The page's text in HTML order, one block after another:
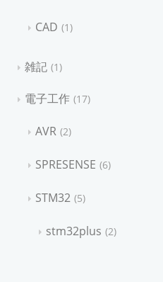
CAD 1
雑記 1
電子工作 17
AVR 2
SPRESENSE 6
STM32 5
stm32plus 2